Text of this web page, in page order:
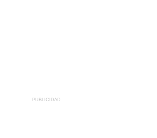
PUBLICIDAD